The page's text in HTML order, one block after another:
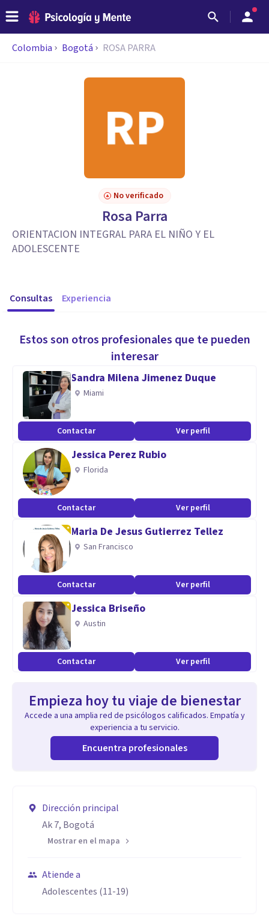
Colombia Bogotá ROSA PARRA
No verificado
Rosa Parra
ORIENTACION INTEGRAL PARA EL NIÑO Y EL
ADOLESCENTE
Consultas Experiencia
Estos son otros profesionales que te pueden
interesar
Sandra Milena Jimenez Duque
Miami
Contactar Ver perfil
Jessica Perez Rubio
Florida
Contactar Ver perfil
Maria De Jesus Gutierrez Tellez
San Francisco
Contactar Ver perfil
Jessica Briseño
Austin
Contactar Ver perfil
Empieza hoy tu viaje de bienestar
Accede a una amplia red de psicólogos calificados. Empatía y
experiencia a tu servicio.
Encuentra profesionales
Dirección principal
Ak 7, Bogotá
Mostrar en el mapa
Atiende a
Adolescentes (11-19)